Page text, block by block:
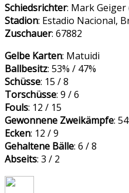
Schiedsrichter: Mark Geiger
Stadion: Estadio Nacional,
Zuschauer: 67882
Gelbe Karten: Matuidi
Ballbesitz: 53% / 47%
Schüsse: 15 / 8
Torschüsse: 9 / 6
Fouls: 12 / 15
Gewonnene Zweikämpfe:
Ecken: 12 / 9
Gehaltene Bälle: 6 / 8
Abseits: 3 / 2